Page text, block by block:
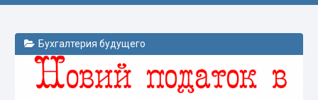
Бухгалтерия будущего